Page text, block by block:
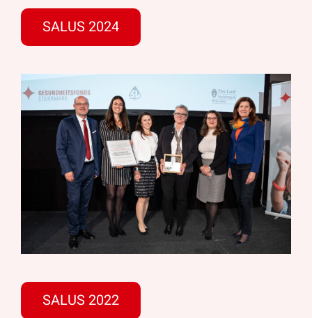
SALUS 2024
SALUS 2022